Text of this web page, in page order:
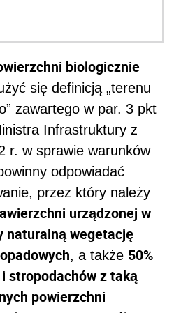
biologicznie
się definicją „terenu
zawartego w par. 3 pkt
Infrastruktury z
r. w sprawie warunków
odpowiadać
przez który należy
urządzonej w
naturalną wegetację
, a także 50%
stropodachów z taką
powierzchni